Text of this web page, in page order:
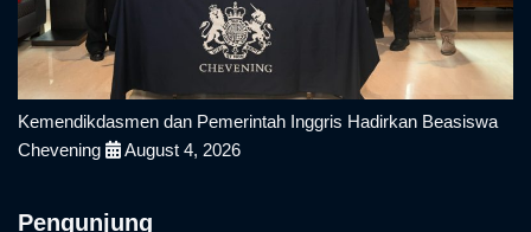
Kemendikdasmen dan Pemerintah Inggris Hadirkan Beasiswa
Chevening
August 4, 2026
Pengunjung